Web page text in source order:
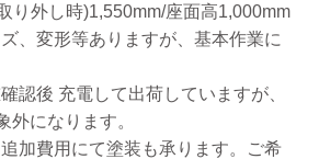
り外し時)1,550mm/座面高1,000mm
、変形等ありますが、基本作業に
認後 充電して出荷していますが、
外になります。
加費用にて塗装も承ります。ご希